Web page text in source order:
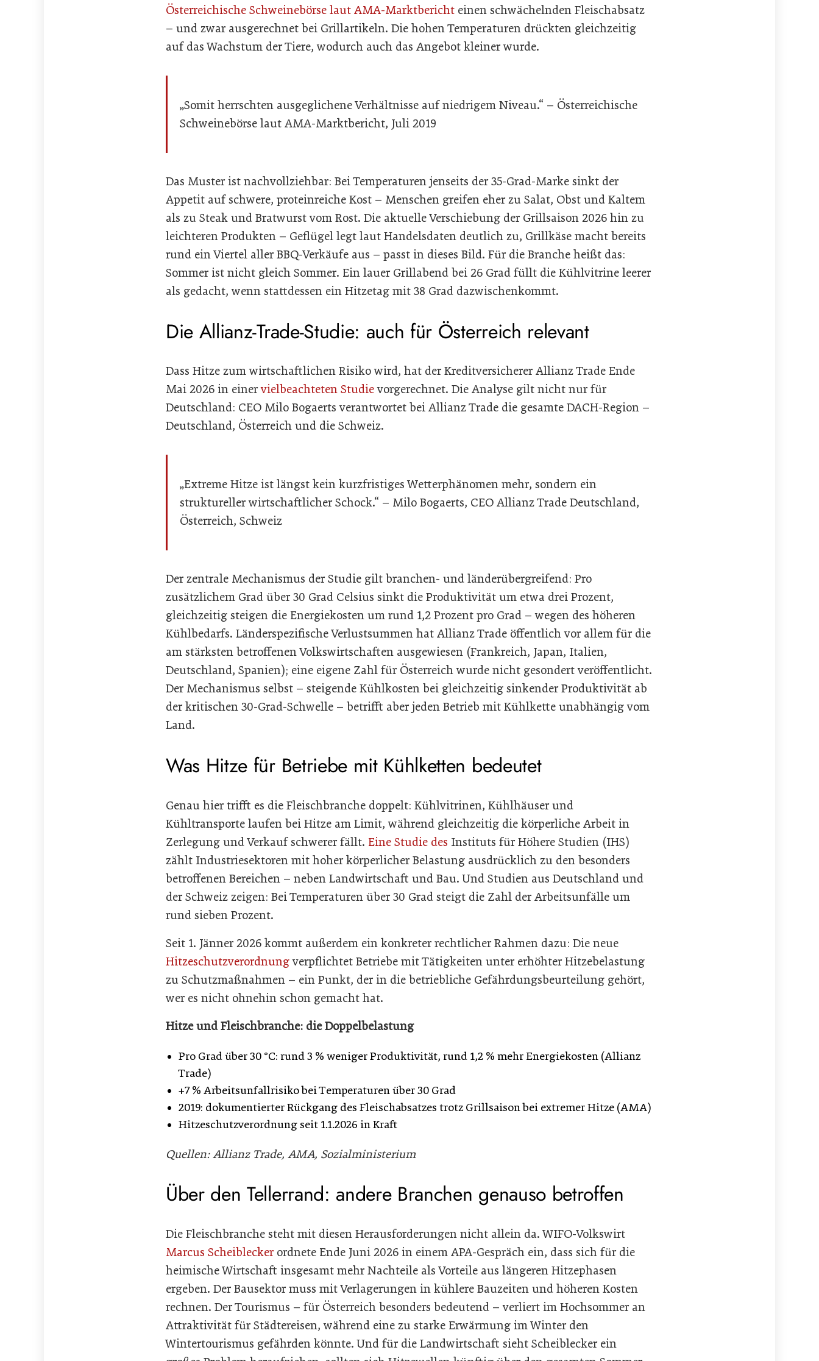
Österreichische Schweinebörse laut AMA-Marktbericht einen schwächelnden Fleischabsatz
– und zwar ausgerechnet bei Grillartikeln. Die hohen Temperaturen drückten gleichzeitig
auf das Wachstum der Tiere, wodurch auch das Angebot kleiner wurde.
„Somit herrschten ausgeglichene Verhältnisse auf niedrigem Niveau.“ – Österreichische
Schweinebörse laut AMA-Marktbericht, Juli 2019
Das Muster ist nachvollziehbar: Bei Temperaturen jenseits der 35-Grad-Marke sinkt der
Appetit auf schwere, proteinreiche Kost – Menschen greifen eher zu Salat, Obst und Kaltem
als zu Steak und Bratwurst vom Rost. Die aktuelle Verschiebung der Grillsaison 2026 hin zu
leichteren Produkten – Geflügel legt laut Handelsdaten deutlich zu, Grillkäse macht bereits
rund ein Viertel aller BBQ-Verkäufe aus – passt in dieses Bild. Für die Branche heißt das:
Sommer ist nicht gleich Sommer. Ein lauer Grillabend bei 26 Grad füllt die Kühlvitrine leerer
als gedacht, wenn stattdessen ein Hitzetag mit 38 Grad dazwischenkommt.
Die Allianz-Trade-Studie: auch für Österreich relevant
Dass Hitze zum wirtschaftlichen Risiko wird, hat der Kreditversicherer Allianz Trade Ende
Mai 2026 in einervielbeachteten Studievorgerechnet. Die Analyse gilt nicht nur für
Deutschland: CEO Milo Bogaerts verantwortet bei Allianz Trade die gesamte DACH-Region –
Deutschland, Österreich und die Schweiz.
„Extreme Hitze ist längst kein kurzfristiges Wetterphänomen mehr, sondern ein
struktureller wirtschaftlicher Schock.“ – Milo Bogaerts, CEO Allianz Trade Deutschland,
Österreich, Schweiz
Der zentrale Mechanismus der Studie gilt branchen- und länderübergreifend: Pro
zusätzlichem Grad über 30 Grad Celsius sinkt die Produktivität um etwa drei Prozent,
gleichzeitig steigen die Energiekosten um rund 1,2 Prozent pro Grad – wegen des höheren
Kühlbedarfs. Länderspezifische Verlustsummen hat Allianz Trade öffentlich vor allem für die
am stärksten betroffenen Volkswirtschaften ausgewiesen (Frankreich, Japan, Italien,
Deutschland, Spanien); eine eigene Zahl für Österreich wurde nicht gesondert veröffentlicht.
Der Mechanismus selbst – steigende Kühlkosten bei gleichzeitig sinkender Produktivität ab
der kritischen 30-Grad-Schwelle – betrifft aber jeden Betrieb mit Kühlkette unabhängig vom
Land.
Was Hitze für Betriebe mit Kühlketten bedeutet
Genau hier trifft es die Fleischbranche doppelt: Kühlvitrinen, Kühlhäuser und
Kühltransporte laufen bei Hitze am Limit, während gleichzeitig die körperliche Arbeit in
Zerlegung und Verkauf schwerer fällt. Eine Studie des Instituts für Höhere Studien (IHS)
zählt Industriesektoren mit hoher körperlicher Belastung ausdrücklich zu den besonders
betroffenen Bereichen – neben Landwirtschaft und Bau. Und Studien aus Deutschland und
der Schweiz zeigen: Bei Temperaturen über 30 Grad steigt die Zahl der Arbeitsunfälle um
rund sieben Prozent.
Seit 1. Jänner 2026 kommt außerdem ein konkreter rechtlicher Rahmen dazu: Die neue
Hitzeschutzverordnungverpflichtet Betriebe mit Tätigkeiten unter erhöhter Hitzebelastung
zu Schutzmaßnahmen – ein Punkt, der in die betriebliche Gefährdungsbeurteilung gehört,
wer es nicht ohnehin schon gemacht hat.
Hitze und Fleischbranche: die Doppelbelastung
Pro Grad über 30 °C: rund 3 % weniger Produktivität, rund 1,2 % mehr Energiekosten (Allianz
Trade)
+7 % Arbeitsunfallrisiko bei Temperaturen über 30 Grad
2019: dokumentierter Rückgang des Fleischabsatzes trotz Grillsaison bei extremer Hitze (AMA)
Hitzeschutzverordnung seit 1.1.2026 in Kraft
Quellen: Allianz Trade, AMA, Sozialministerium
Über den Tellerrand: andere Branchen genauso betroffen
Die Fleischbranche steht mit diesen Herausforderungen nicht allein da. WIFO-Volkswirt
Marcus Scheibleckerordnete Ende Juni 2026 in einem APA-Gespräch ein, dass sich für die
heimische Wirtschaft insgesamt mehr Nachteile als Vorteile aus längeren Hitzephasen
ergeben. Der Bausektor muss mit Verlagerungen in kühlere Bauzeiten und höheren Kosten
rechnen. Der Tourismus – für Österreich besonders bedeutend – verliert im Hochsommer an
Attraktivität für Städtereisen, während eine zu starke Erwärmung im Winter den
Wintertourismus gefährden könnte. Und für die Landwirtschaft sieht Scheiblecker ein